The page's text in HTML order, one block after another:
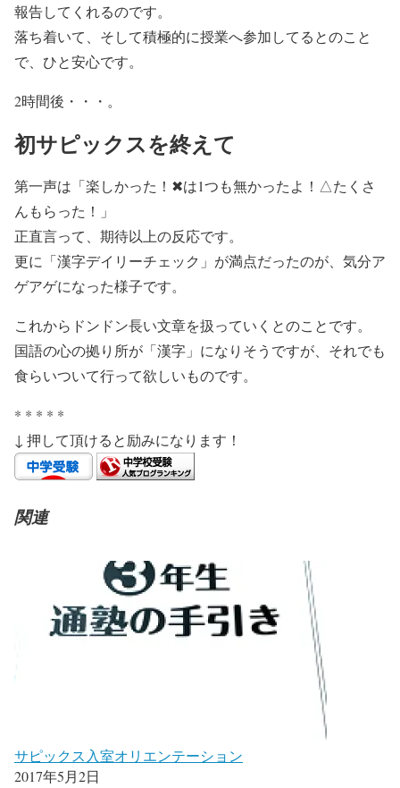
報告してくれるのです。
落ち着いて、そして積極的に授業へ参加してるとのこと
で、ひと安心です。
2時間後・・・。
初サピックスを終えて
第一声は「楽しかった！✖は1つも無かったよ！△たくさ
んもらった！」
正直言って、期待以上の反応です。
更に「漢字デイリーチェック」が満点だったのが、気分ア
ゲアゲになった様子です。
これからドンドン長い文章を扱っていくとのことです。
国語の心の拠り所が「漢字」になりそうですが、それでも
食らいついて行って欲しいものです。
* * * * *
↓ 押して頂けると励みになります！
関連
サピックス入室オリエンテーション
2017年5月2日